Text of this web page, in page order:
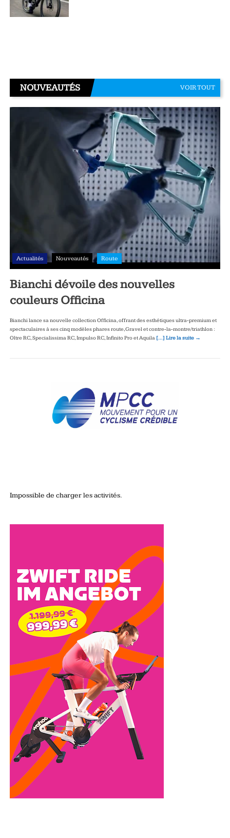
NOUVEAUTÉS VOIR TOUT
Actualités Nouveautés Route
Bianchi dévoile des nouvelles
couleurs Officina
Bianchi lance sa nouvelle collection Officina, offrant des esthétiques ultra‑premium et
spectaculaires à ses cinq modèles phares route, Gravel et contre‑la‑montre/triathlon :
Oltre RC, Specialissima RC, Impulso RC, Infinito Pro et Aquila […] Lire la suite →
Impossible de charger les activités.